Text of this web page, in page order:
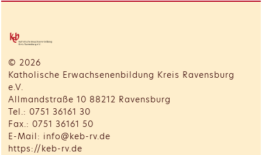
© 2026
Katholische Erwachsenenbildung Kreis Ravensburg
e.V.
Allmandstraße 10 88212 Ravensburg
Tel.: 0751 36161 30
Fax.: 0751 36161 50
E-Mail: info@keb-rv.de
https://keb-rv.de